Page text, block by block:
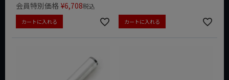
会員特別価格 ¥6,708税込
カートに入れる カートに入れる